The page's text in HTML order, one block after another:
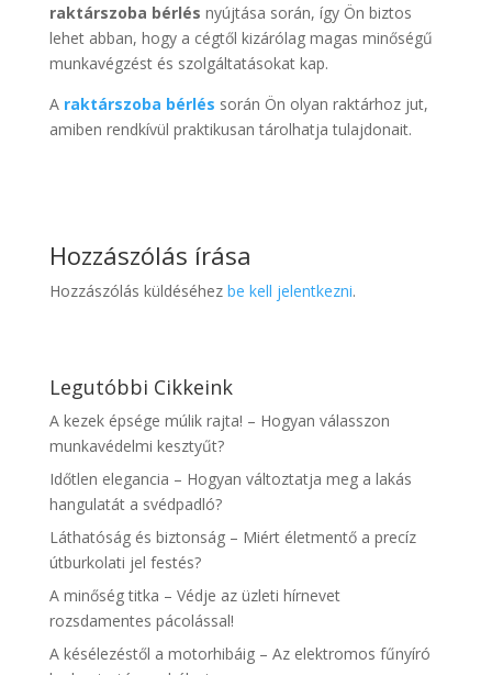
raktárszoba bérlés nyújtása során, így Ön biztos
lehet abban, hogy a cégtől kizárólag magas minőségű
munkavégzést és szolgáltatásokat kap.
A raktárszoba bérlés során Ön olyan raktárhoz jut,
amiben rendkívül praktikusan tárolhatja tulajdonait.
Hozzászólás írása
Hozzászólás küldéséhez be kell jelentkezni.
Legutóbbi Cikkeink
A kezek épsége múlik rajta! – Hogyan válasszon
munkavédelmi kesztyűt?
Időtlen elegancia – Hogyan változtatja meg a lakás
hangulatát a svédpadló?
Láthatóság és biztonság – Miért életmentő a precíz
útburkolati jel festés?
A minőség titka – Védje az üzleti hírnevet
rozsdamentes pácolással!
A késélezéstől a motorhibáig – Az elektromos fűnyíró